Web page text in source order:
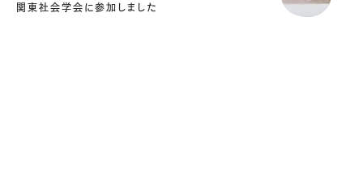
関東社会学会に参加しました